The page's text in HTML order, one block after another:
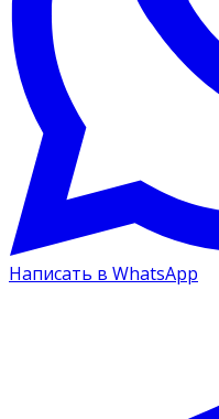
Написать в WhatsApp